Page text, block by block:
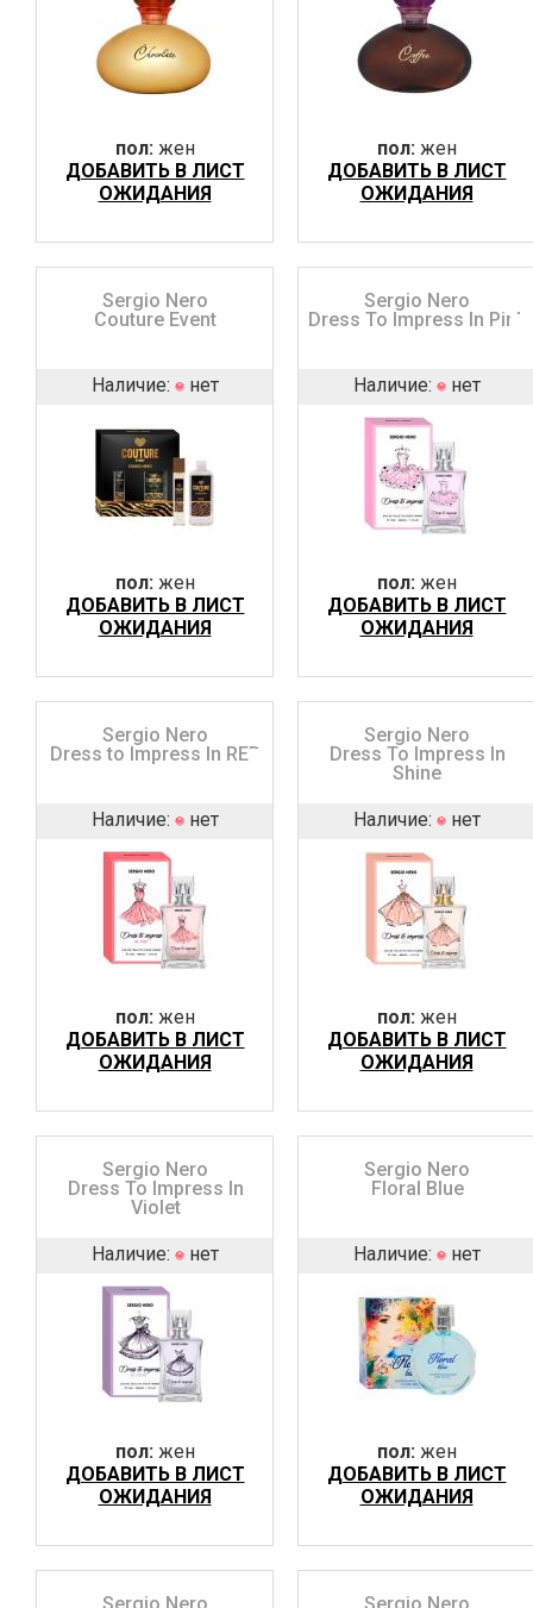
пол: жен
ДОБАВИТЬ В ЛИСТ
ОЖИДАНИЯ
пол: жен
ДОБАВИТЬ В ЛИСТ
ОЖИДАНИЯ
Sergio Nero
Couture Event
Наличие: нет
пол: жен
ДОБАВИТЬ В ЛИСТ
ОЖИДАНИЯ
Sergio Nero
Dress To Impress In Pink
Наличие: нет
пол: жен
ДОБАВИТЬ В ЛИСТ
ОЖИДАНИЯ
Sergio Nero
Dress to Impress In RED
Наличие: нет
пол: жен
ДОБАВИТЬ В ЛИСТ
ОЖИДАНИЯ
Sergio Nero
Dress To Impress In
Shine
Наличие: нет
пол: жен
ДОБАВИТЬ В ЛИСТ
ОЖИДАНИЯ
Sergio Nero
Dress To Impress In
Violet
Наличие: нет
пол: жен
ДОБАВИТЬ В ЛИСТ
ОЖИДАНИЯ
Sergio Nero
Floral Blue
Наличие: нет
пол: жен
ДОБАВИТЬ В ЛИСТ
ОЖИДАНИЯ
Sergio Nero Sergio Nero